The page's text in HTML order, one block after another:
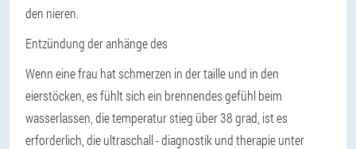
den nieren.
Entzündung der anhänge des
Wenn eine frau hat schmerzen in der taille und in den
eierstöcken, es fühlt sich ein brennendes gefühl beim
wasserlassen, die temperatur stieg über 38 grad, ist es
erforderlich, die ultraschall - diagnostik und therapie unter